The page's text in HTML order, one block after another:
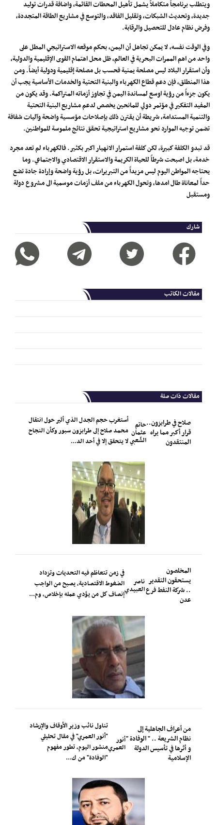
ويتطلب برنامجاً متكاملاً يشمل تأهيل المحطات القائمة، واضافة قدرات توليد
جديدة، وتحديث الشبكات، وتقليل الفاقد، والتوسع في مشاريع الطاقة المتجددة،
وفرض نظام عادل للتحصيل والرقابة.
وفي الوقت نفسه، لا يمكن تجاهل أن اليمن، بحكم موقعه الاستراتيجي المطل على
واحد من اهم الممرات البحرية في العالم، ظل محل اهتمام القوى الإقليمية والدولية،
وأن استقرار البلاد ليس مصلحة يمنية فحسب بل مصلحة إقليمية ودولية أيضاً. ومن
هذا المنطلق، فإن دعم قطاع الكهرباء والبنية التحتية والخدمات الأساسية يجب أن
يكون جزءاً من رؤية اوسع لمساندة اليمن في تجاوز أزماته المتراكمة. وقد يكون من
المفيد التفكير في مؤتمر دولي للمانحين يخصص لدعم مشاريع البنية التحتية
والتنمية المستدامة، شريطة أن يقترن ذلك بإصلاحات مؤسسية واضحة وآليات شفافة
تضمن توجيه الموارد نحو مشاريع استراتيجية تحقق نتائج ملموسة للمواطنين.
قد تبدو الكلفة كبيرة، لكن كلفة استمرار الانهيار اكبر بكثير. فالكهرباء لم تعد مجرد
خدمة، بل اصبحت شرطاً للحياة الكريمة والاستقرار الاقتصادي والاجتماعي. وما
يحتاجه المواطن اليوم ليس مزيداً من التبريرات، بل رؤية واضحة وإرادة جادة تضع
حداً لمعاناة طال امدها، وتحول الكهرباء من ملف أزمات موسمية الى مشروع دولة
ومستقبل
شارك
مقالات الكاتب
مقالات ذات صلة
صلاح في طرابزون..
قرار أكبر مما يراه
المنتقدون
حاتم
عثمان
الشّعبي
أستغرب حجم الجدل الذي أثير حول انتقال
محمد صلاح إلى طرابزون سبور وكأن النجاح
لا يتحقق إلا في أحد الد...
المخلصون
يستحقون التقدير
.. شركة النفط فرع
عدن
ناصر
العبيدي
في زمن تتعاظم فيه التحديات وتزداد
الضغوط الاقتصادية، يصبح من الواجب
إنصاف كل من يؤدي عمله بإخلاص، وم...
من أعراف الجاهلية إلى
نظام الشريعة .. " الوفادة "
و أثرها في تأسيس الدولة
الإسلامية
أنور
العمري
تناول نائب وزير الأوقاف والإرشاد
"أنور العمري" في مقال تحليلي
منشور اليوم، تطور مفهوم
"الوفادة" من ك...